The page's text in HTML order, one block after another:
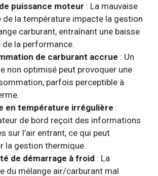
puissance moteur : La mauvaise
de la température impacte la gestion
carburant, entraînant une baisse
de la performance.
de carburant accrue : Un
non optimisé peut provoquer une
parfois perceptible à
en température irrégulière :
de bord reçoit des informations
sur l’air entrant, ce qui peut
la gestion thermique.
de démarrage à froid : La
du mélange air/carburant mal